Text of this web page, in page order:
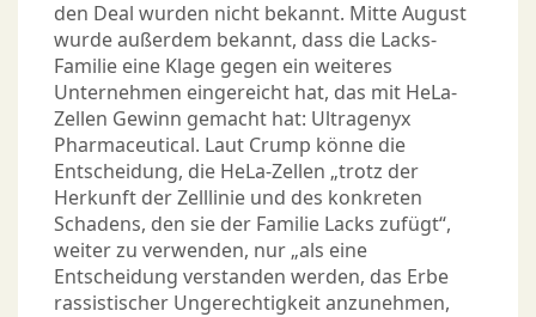
den Deal wurden nicht bekannt. Mitte August
wurde außerdem bekannt, dass die Lacks-
Familie eine Klage gegen ein weiteres
Unternehmen eingereicht hat, das mit HeLa-
Zellen Gewinn gemacht hat: Ultragenyx
Pharmaceutical. Laut Crump könne die
Entscheidung, die HeLa-Zellen „trotz der
Herkunft der Zelllinie und des konkreten
Schadens, den sie der Familie Lacks zufügt“,
weiter zu verwenden, nur „als eine
Entscheidung verstanden werden, das Erbe
rassistischer Ungerechtigkeit anzunehmen,